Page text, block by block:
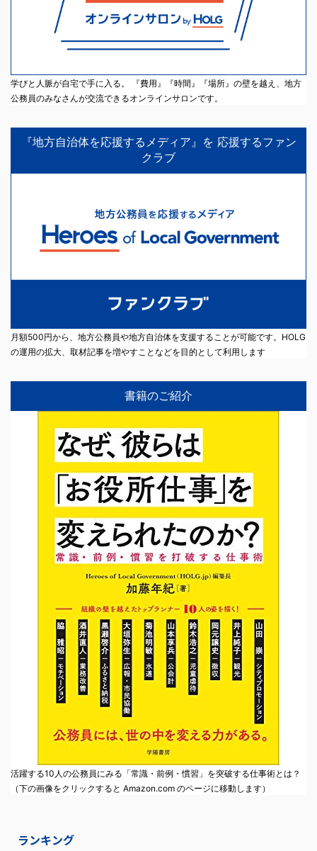
学びと人脈が自宅で手に入る。 『費用』『時間』『場所』の壁を越え、地方
公務員のみなさんが交流できるオンラインサロンです。
『地方自治体を応援するメディア』を 応援するファン
クラブ
月額500円から、地方公務員や地方自治体を支援することが可能です。HOLG
の運用の拡大、取材記事を増やすことなどを目的として利用します
書籍のご紹介
活躍する10人の公務員にみる「常識・前例・慣習」を突破する仕事術とは？
（下の画像をクリックすると Amazon.com のページに移動します）
ランキング